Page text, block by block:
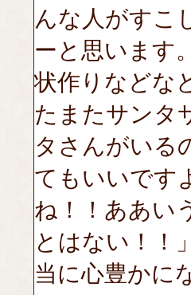
んな人がすこ
ーと思います
状作りなどな
たまたサンタ
タさんがいる
てもいいです
ね！！ああい
とはない！！
当に心豊かに